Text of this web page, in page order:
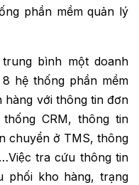
phần mềm quản lý
bình một doanh
hệ thống phần mềm
với thông tin đơn
CRM, thông tin
chuyển ở TMS, thông
tra cứu thông tin
phối kho hàng, trạng